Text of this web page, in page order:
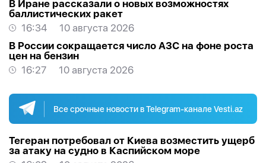
В Иране рассказали о новых возможностях
баллистических ракет
16:34
10 августа 2026
В России сокращается число АЗС на фоне роста
цен на бензин
16:27
10 августа 2026
Все срочные новости в Telegram-канале Vesti.az
Тегеран потребовал от Киева возместить ущерб
за атаку на судно в Каспийском море